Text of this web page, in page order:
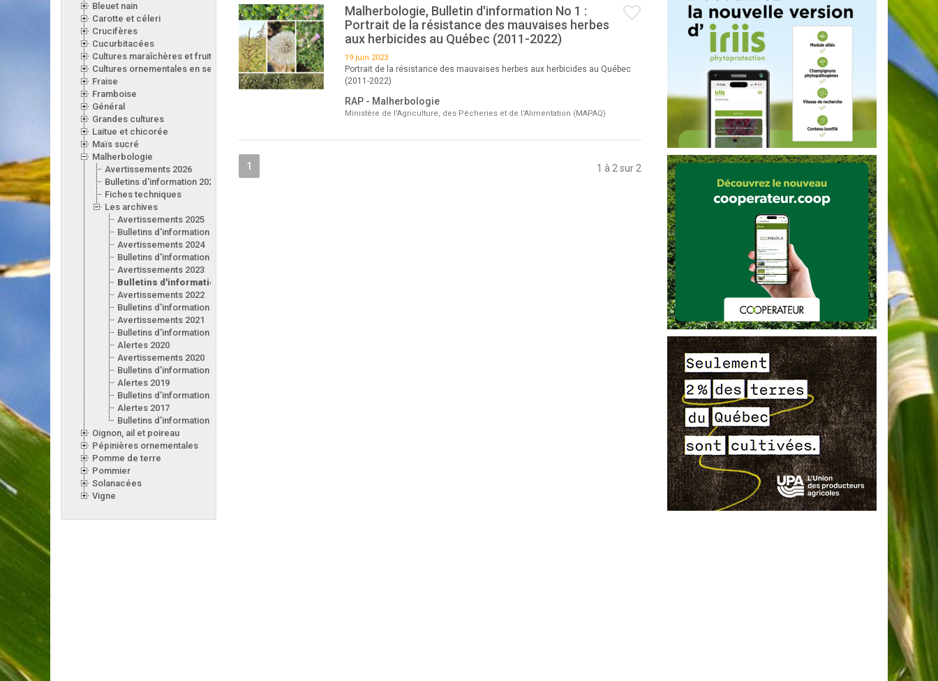
Bleuet nain
Carotte et céleri
Crucifères
Cucurbitacées
Cultures maraîchères et fruitières en serre
Cultures ornementales en serre
Fraise
Framboise
Général
Grandes cultures
Laitue et chicorée
Maïs sucré
Malherbologie
Avertissements 2026
Bulletins d'information 2026
Fiches techniques
Les archives
Avertissements 2025
Bulletins d'information 2025
Avertissements 2024
Bulletins d'information 2024
Avertissements 2023
Bulletins d'information 2023
Avertissements 2022
Bulletins d'information 2022
Avertissements 2021
Bulletins d'information 2021
Alertes 2020
Avertissements 2020
Bulletins d'information 2020
Alertes 2019
Bulletins d’information 2019
Alertes 2017
Bulletins d’information 2017
Oignon, ail et poireau
Pépinières ornementales
Pomme de terre
Pommier
Solanacées
Vigne
Malherbologie, Bulletin d'information No 1 :
Portrait de la résistance des mauvaises herbes
aux herbicides au Québec (2011-2022)
19 juin 2023
Portrait de la résistance des mauvaises herbes aux herbicides au Québec
(2011-2022)
RAP - Malherbologie
Ministère de l'Agriculture, des Pêcheries et de l'Alimentation (MAPAQ)
1 1 à 2 sur 2